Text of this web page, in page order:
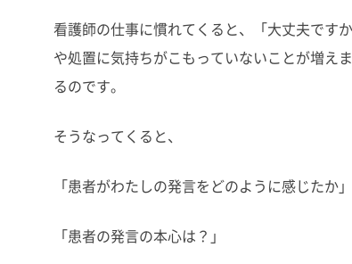
看護師の仕事に慣れてくると、「大丈夫です
や処置に気持ちがこもっていないことが増え
るのです。
そうなってくると、
「患者がわたしの発言をどのように感じたか」
「患者の発言の本心は？」